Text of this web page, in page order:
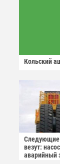
Кольский
Следующие
везут:
аварийный